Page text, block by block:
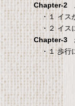
タンスのゲン
ッドテーブル
ー付き 伸縮式
可能 Licht
タンスのゲン 介護
ブル キャスター付
調節可能 Licht
Chapter-2
・１ イス
・２ イス
Chapter-3
・１ 歩行